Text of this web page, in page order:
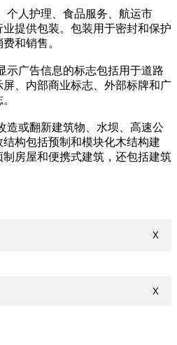
个人护理、食品服务、航运市
提供包装。包装用于密封和保护
和销售。
示广告信息的标志包括用于道路
、内部商业标志、外部标牌和广
造或翻新建筑物、水坝、高速公
构包括预制和模块化木结构建
房屋和便携式建筑，还包括建筑
X
X